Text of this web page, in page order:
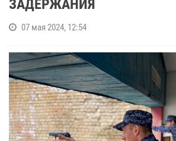
ЗАДЕРЖАНИЯ
07 мая 2024, 12:54